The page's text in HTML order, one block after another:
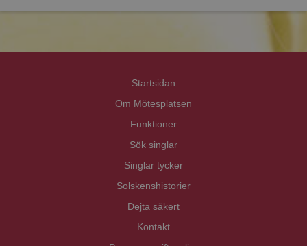
Startsidan
Om Mötesplatsen
Funktioner
Sök singlar
Singlar tycker
Solskenshistorier
Dejta säkert
Kontakt